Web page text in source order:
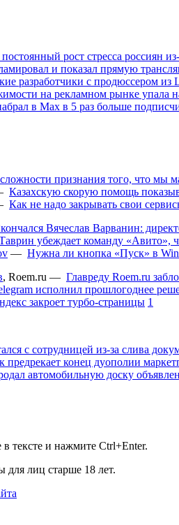
рост стресса россиян
и показал прямую
разработчики с продюссером
на рекламном рынке упала
в Max в 5 раз больше
признания того, что мы
Казахскую скорую помощь
Как не надо закрывать свои
Вячеслав Варванин:
убеждает команду «Авито»,
— Нужна ли кнопка «Пуск» в
, Roem.ru — Главреду Roem.ru
исполнил прошлогоднее
закроет турбо-страницы 1
с сотрудницей из-за слива
предрекает конец дуополии
автомобильную доску
тексте и нажмите Ctrl+Enter.
для лиц старше 18 лет.